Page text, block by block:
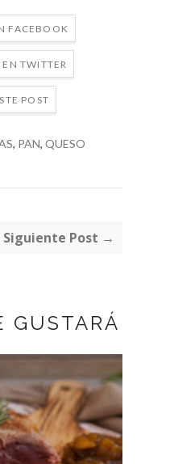
FACEBOOK
EN TWITTER
POST
, PAN, QUESO
Siguiente Post →
GUSTARÁ